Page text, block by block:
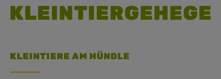
KLEINTIERGEHEGE
KLEINTIERE AM HÜNDLE